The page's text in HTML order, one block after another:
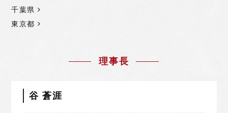
千葉県
東京都
理事長
谷 蒼涯